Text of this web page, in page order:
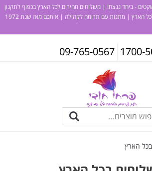
- ביחד ננצח! | משלוחים מהירים לכל הארץ בכפוף לתקנון
הארץ | מתנות עם תרומה לקהילה | איתכם מאז שנת 1972
1700-
09-765-0567
הארץ